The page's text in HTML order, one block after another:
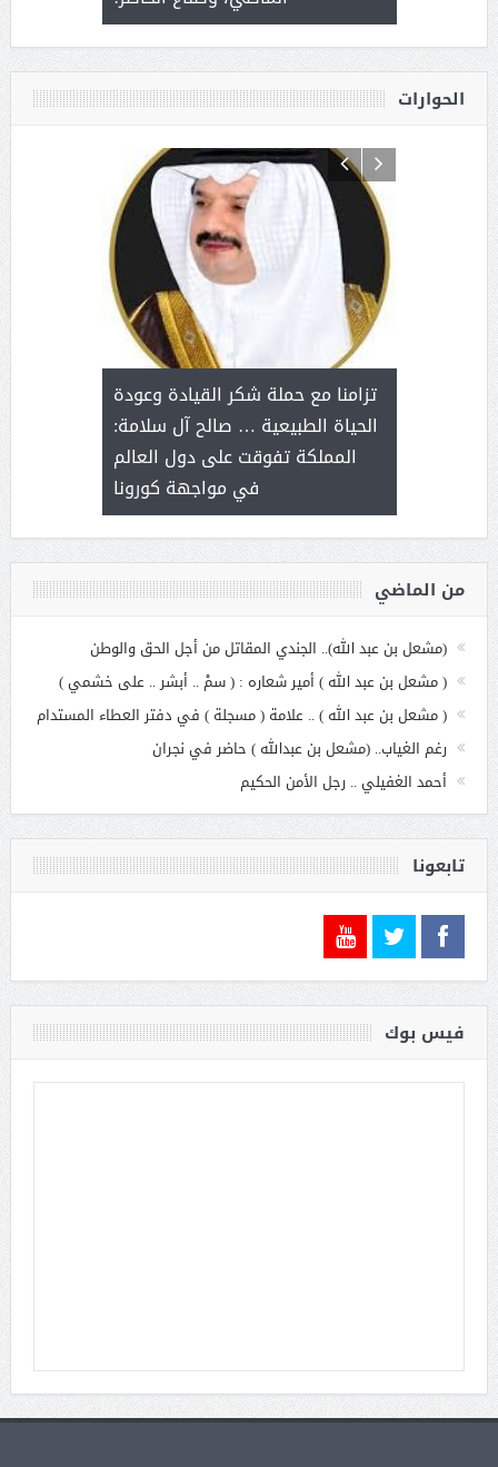
الحوارات
مع
بنت
تزامنا مع حملة شكر القيادة وعودة
الحياة الطبيعية … صالح آل سلامة:
المملكة تفوقت على دول العالم
في مواجهة كورونا
آل شرمه:
على برامج
من الماضي
(مشعل بن عبد الله).. الجندي المقاتل من أجل الحق والوطن
( مشعل بن عبد الله ) أمير شعاره : ( سمْ .. أبشر .. على خشمي )
( مشعل بن عبد الله ) .. علامة ( مسجلة ) في دفتر العطاء المستدام
رغم الغياب.. (مشعل بن عبدالله ) حاضر في نجران
أحمد الغفيلي .. رجل الأمن الحكيم
تابعونا
فيس بوك